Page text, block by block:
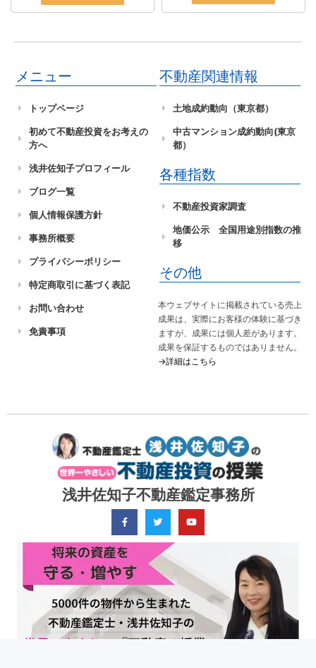
浅井佐知子不動産鑑定事務所
メニュー
トップページ
初めて不動産投資をお考えの
方へ
浅井佐知子プロフィール
ブログ一覧
個人情報保護方針
事務所概要
プライバシーポリシー
特定商取引に基づく表記
お問い合わせ
免責事項
不動産関連情報
土地成約動向（東京都）
中古マンション成約動向(東京
都）
各種指数
不動産投資家調査
地価公示 全国用途別指数の推
移
その他
本ウェブサイトに掲載されている売上
成果は、実際にお客様の体験に基づき
ますが、成果には個人差があります。
成果を保証するものではありません。
→詳細はこちら